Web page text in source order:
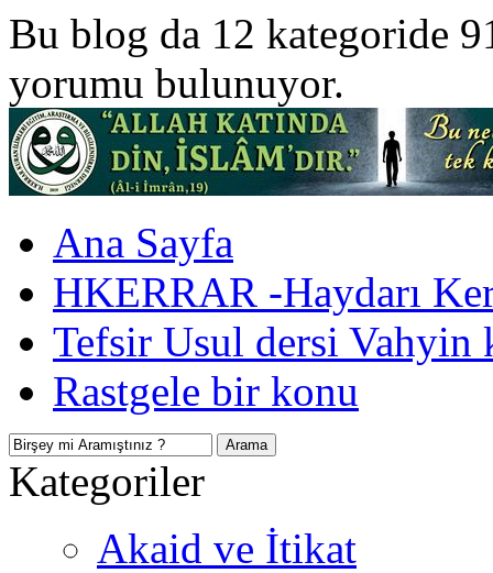
Bu blog da 12 kategoride
yorumu bulunuyor.
Ana Sayfa
HKERRAR -Haydarı
Tefsir Usul dersi Vahyin
Rastgele bir konu
Kategoriler
Akaid ve İtikat